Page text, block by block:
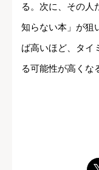
る。次に、その人
知らない本」が狙
ば高いほど、タイ
る可能性が高くな